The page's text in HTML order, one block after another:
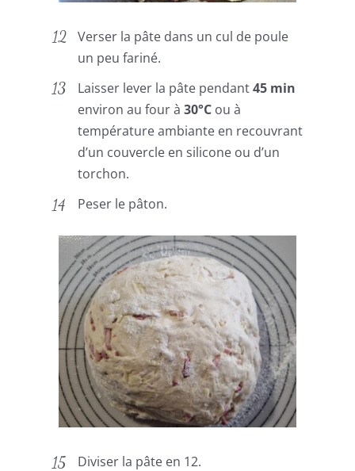
Verser la pâte dans un cul de poule
un peu fariné.
Laisser lever la pâte pendant45 min
environ au four à30°C ou à
température ambiante en recouvrant
d’un couvercle en silicone ou d’un
torchon.
Peser le pâton.
Diviser la pâte en 12.